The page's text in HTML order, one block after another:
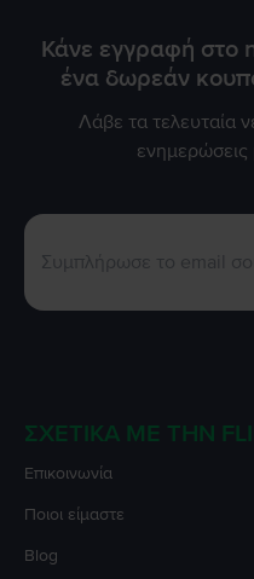
Κάνε εγγραφή στο
ένα δωρεάν
Λάβε τα τελευταία
ενημερώσεις
ΣΧΕΤΙΚΆ ΜΕ ΤΗΝ
Επικοινωνία
Ποιοι είμαστε
Blog